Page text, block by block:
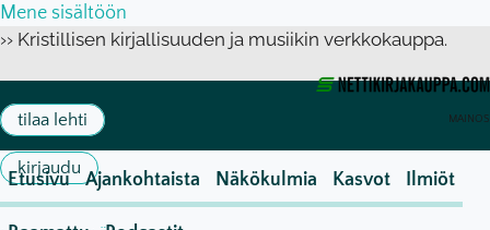
Mene sisältöön
›› Kristillisen kirjallisuuden ja musiikin verkkokauppa.
MAINOS
tilaa lehti
kirjaudu
Etusivu Ajankohtaista Näkökulmia Kasvot Ilmiöt